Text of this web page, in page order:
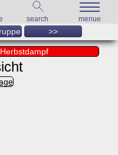
search menue
>>